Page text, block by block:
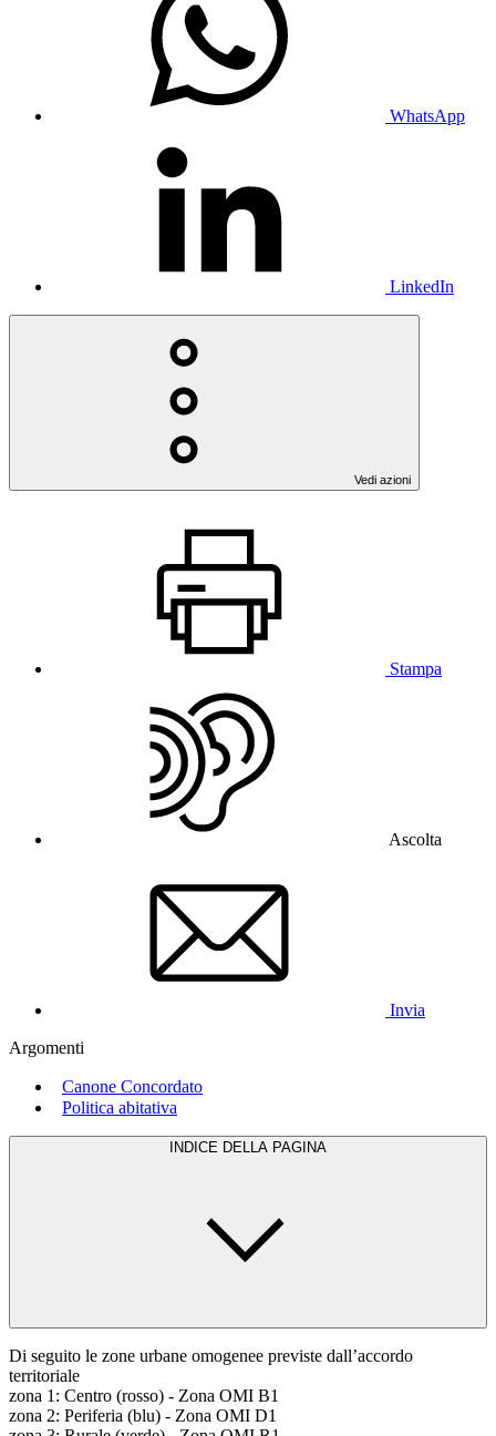
WhatsApp
LinkedIn
Vedi azioni
Stampa
Ascolta
Invia
Argomenti
Canone Concordato
Politica abitativa
INDICE DELLA PAGINA
Di seguito le zone urbane omogenee previste dall’accordo
territoriale
zona 1: Centro (rosso) - Zona OMI B1
zona 2: Periferia (blu) - Zona OMI D1